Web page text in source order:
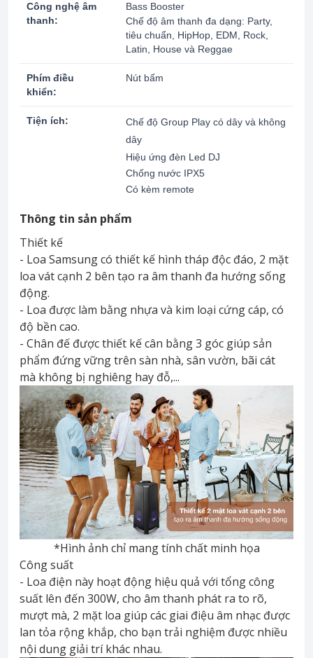
Công nghệ âm
thanh:
Bass Booster
Chế độ âm thanh đa dạng: Party,
tiêu chuẩn, HipHop, EDM, Rock,
Latin, House và Reggae
Phím điều
khiển:
Nút bấm
Tiện ích:
Chế độ Group Play có dây và không
dây
Hiệu ứng đèn Led DJ
Chống nước IPX5
Có kèm remote
Thông tin sản phẩm
Thiết kế
- Loa Samsung có thiết kế hình tháp độc đáo, 2 mặt
loa vát cạnh 2 bên tạo ra âm thanh đa hướng sống
động.
- Loa được làm bằng nhựa và kim loại cứng cáp, có
độ bền cao.
- Chân đế được thiết kế cân bằng 3 góc giúp sản
phẩm đứng vững trên sàn nhà, sân vườn, bãi cát
mà không bị nghiêng hay đỗ,...
*Hình ảnh chỉ mang tính chất minh họa
Công suất
- Loa điện này hoạt động hiệu quả với tổng công
suất lên đến 300W, cho âm thanh phát ra to rõ,
mượt mà, 2 mặt loa giúp các giai điệu âm nhạc được
lan tỏa rộng khắp, cho bạn trải nghiệm được nhiều
nội dung giải trí khác nhau.